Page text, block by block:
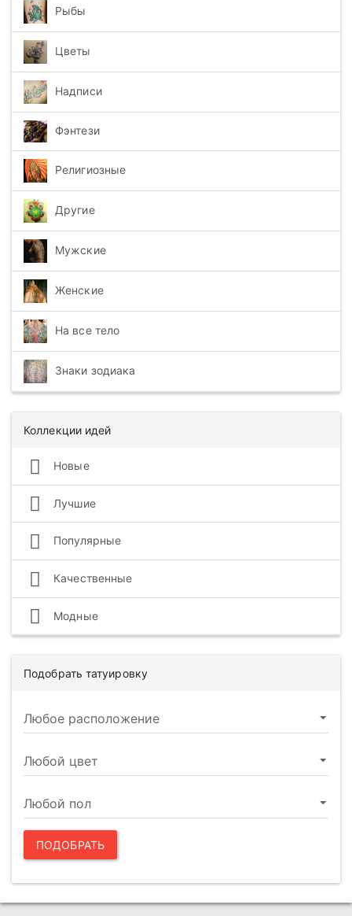
Рыбы
Цветы
Надписи
Фэнтези
Религиозные
Другие
Мужские
Женские
На все тело
Знаки зодиака
Коллекции идей
Новые
Лучшие
Популярные
Качественные
Модные
Подобрать татуировку
ПОДОБРАТЬ